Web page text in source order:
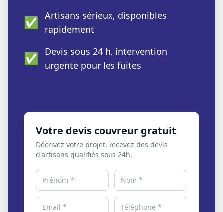
✅ Artisans sérieux, disponibles
rapidement
✅ Devis sous 24 h, intervention
urgente pour les fuites
Votre devis couvreur gratuit
Décrivez votre projet, recevez des devis
d'artisans qualifiés sous 24h.